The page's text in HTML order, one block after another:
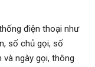
điện thoại như
số chủ gọi, số
và ngày gọi, thông